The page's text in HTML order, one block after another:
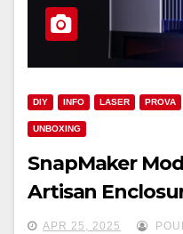
DIY INFO LASER PROVA
UNBOXING
SnapMaker
Artisan
APR 25, 2025